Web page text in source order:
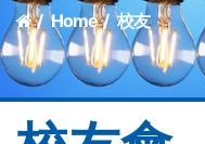
Home 校友